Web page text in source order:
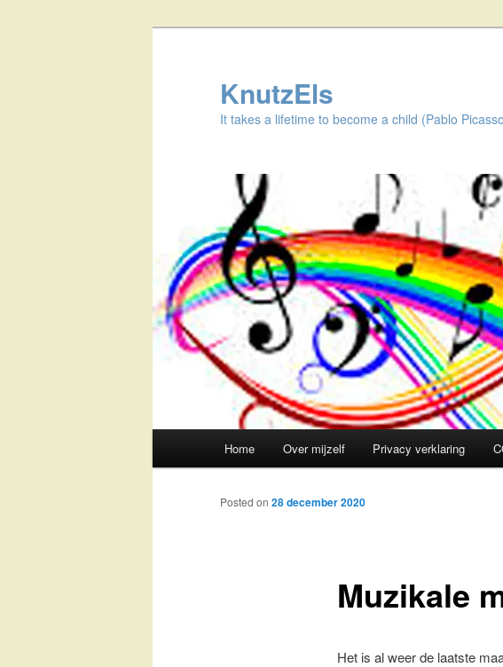
KnutzEls
It takes a lifetime to become a child (Pablo
Skip
to
Home Over mijzelf Privacy verklaring
Muzikale
Posted on 28 december 2020
Het is al weer de laatste